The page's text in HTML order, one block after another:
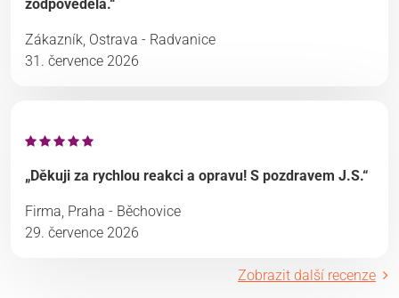
zodpověděla.“
Zákazník, Ostrava - Radvanice
31. července 2026
„Děkuji za rychlou reakci a opravu! S pozdravem J.S.“
Firma, Praha - Běchovice
29. července 2026
Zobrazit další recenze